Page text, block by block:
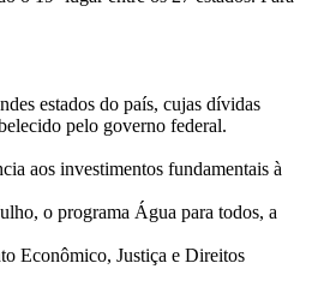
estados do país, cujas dívidas
pelo governo federal.
aos investimentos fundamentais à
o programa Água para todos, a
Econômico, Justiça e Direitos